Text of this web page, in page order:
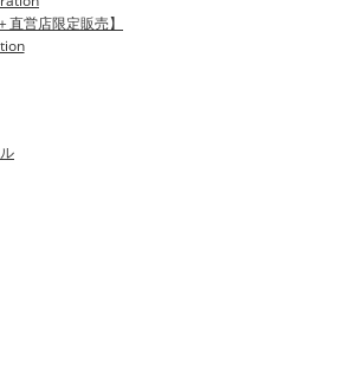
営店限定販売】